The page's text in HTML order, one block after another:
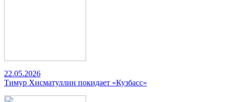
22.05.2026
Тимур Хисматуллин покидает «Кузбасс»